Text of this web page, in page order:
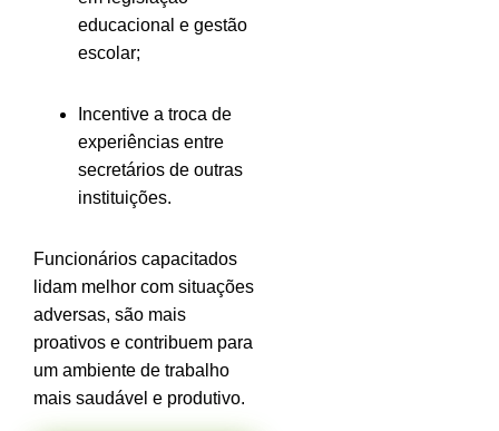
educacional e gestão
escolar;
Incentive a troca de
experiências entre
secretários de outras
instituições.
Funcionários capacitados
lidam melhor com situações
adversas, são mais
proativos e contribuem para
um ambiente de trabalho
mais saudável e produtivo.